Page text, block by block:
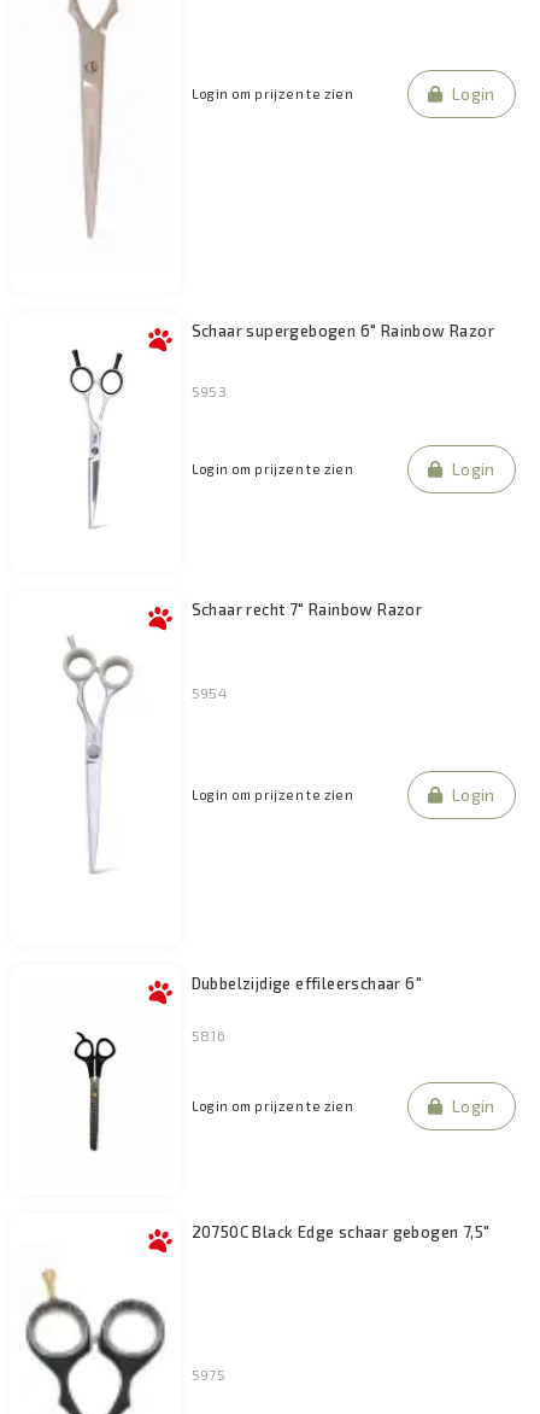
Login om prijzen te zien Login
Schaar supergebogen 6" Rainbow Razor
5953
Login om prijzen te zien Login
Schaar recht 7" Rainbow Razor
5954
Login om prijzen te zien Login
Dubbelzijdige effileerschaar 6"
5816
Login om prijzen te zien Login
20750C Black Edge schaar gebogen 7,5"
5975